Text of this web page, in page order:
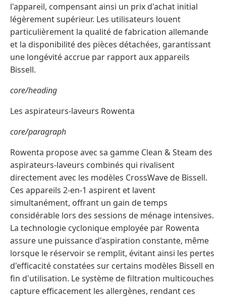
l'appareil, compensant ainsi un prix d'achat initial
légèrement supérieur. Les utilisateurs louent
particulièrement la qualité de fabrication allemande
et la disponibilité des pièces détachées, garantissant
une longévité accrue par rapport aux appareils
Bissell.
core/heading
Les aspirateurs-laveurs Rowenta
core/paragraph
Rowenta propose avec sa gamme Clean & Steam des
aspirateurs-laveurs combinés qui rivalisent
directement avec les modèles CrossWave de Bissell.
Ces appareils 2-en-1 aspirent et lavent
simultanément, offrant un gain de temps
considérable lors des sessions de ménage intensives.
La technologie cyclonique employée par Rowenta
assure une puissance d'aspiration constante, même
lorsque le réservoir se remplit, évitant ainsi les pertes
d'efficacité constatées sur certains modèles Bissell en
fin d'utilisation. Le système de filtration multicouches
capture efficacement les allergènes, rendant ces